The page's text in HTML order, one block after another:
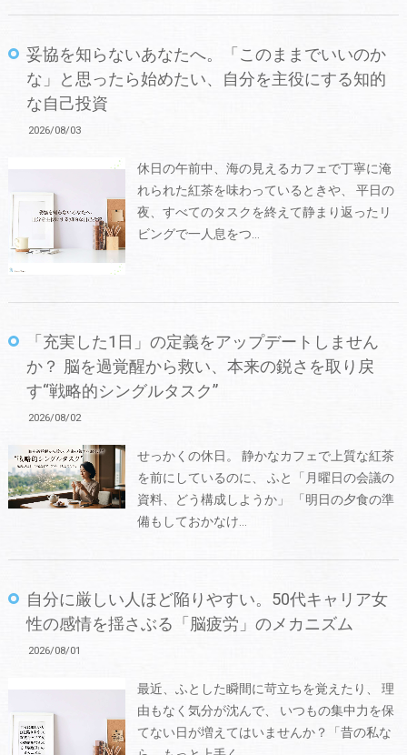
妥協を知らないあなたへ。「このままでいいのか
な」と思ったら始めたい、自分を主役にする知的
な自己投資
2026/08/03
休日の午前中、海の見えるカフェで丁寧に淹
れられた紅茶を味わっているときや、 平日の
夜、すべてのタスクを終えて静まり返ったリ
ビングで一人息をつ…
「充実した1日」の定義をアップデートしません
か？ 脳を過覚醒から救い、本来の鋭さを取り戻
す“戦略的シングルタスク”
2026/08/02
せっかくの休日。 静かなカフェで上質な紅茶
を前にしているのに、 ふと「月曜日の会議の
資料、どう構成しようか」 「明日の夕食の準
備もしておかなけ…
自分に厳しい人ほど陥りやすい。50代キャリア女
性の感情を揺さぶる「脳疲労」のメカニズム
2026/08/01
最近、ふとした瞬間に苛立ちを覚えたり、 理
由もなく気分が沈んで、 いつもの集中力を保
てない日が増えてはいませんか？「昔の私な